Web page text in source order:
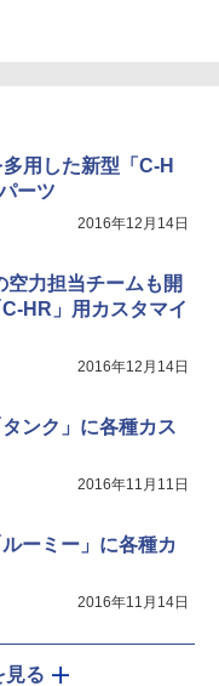
用した新型「C-H
ーツ
2016年12月14日
力担当チームも開
HR」用カスタマイ
2016年12月14日
ンク」に各種カス
2016年11月11日
ーミー」に各種カ
2016年11月14日
見る